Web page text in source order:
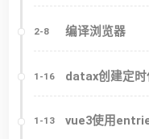
2-8 编译浏览器
1-16 datax创建定
1-13 vue3使用